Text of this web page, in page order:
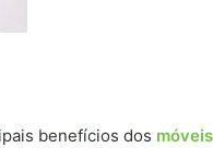
benefícios dos